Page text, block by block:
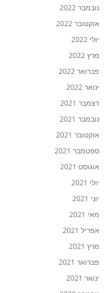
נובמבר 2022
אוקטובר 2022
יולי 2022
מרץ 2022
פברואר 2022
ינואר 2022
דצמבר 2021
נובמבר 2021
אוקטובר 2021
ספטמבר 2021
אוגוסט 2021
יולי 2021
יוני 2021
מאי 2021
אפריל 2021
מרץ 2021
פברואר 2021
ינואר 2021